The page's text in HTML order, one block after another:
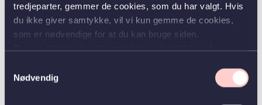
tredjeparter, gemmer de cookies, som du har valgt. Hvis
du ikke giver samtykke, vil vi kun gemme de cookies,
som er nødvendige for at du kan bruge siden.
Nødvendig